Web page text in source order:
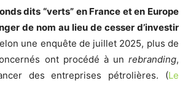
dits “verts” en France et en Europe
de nom au lieu de cesser d’investir
une enquête de juillet 2025, plus de
ont procédé à un rebranding,
des entreprises pétrolières. (Le